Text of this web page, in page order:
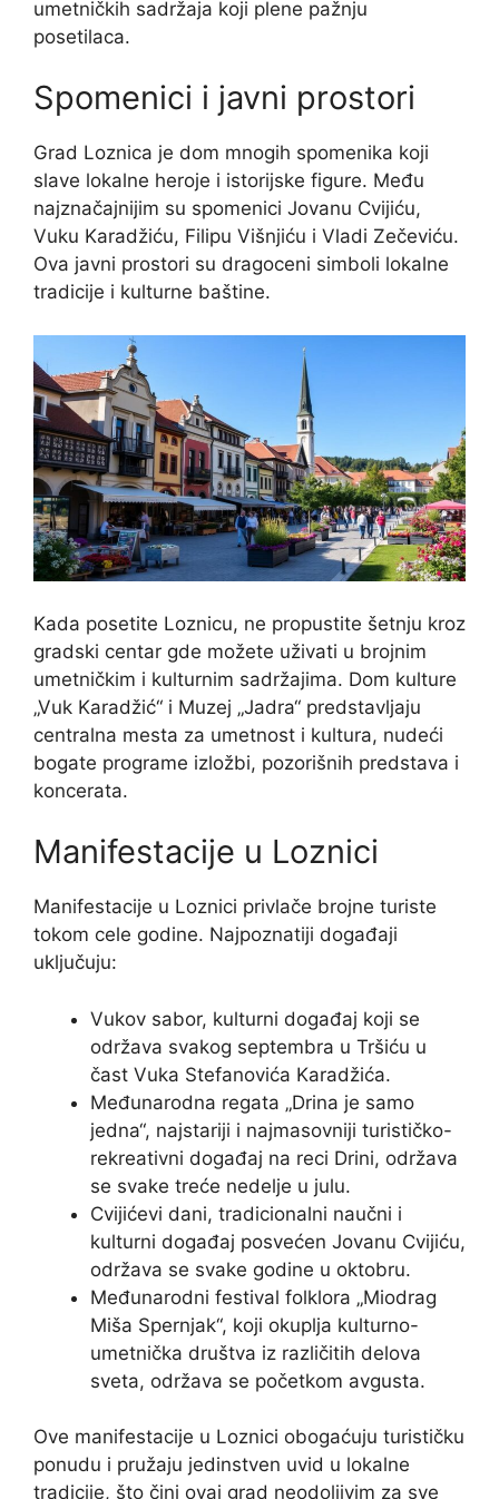
umetničkih sadržaja koji plene pažnju
posetilaca.
Spomenici i javni prostori
Grad Loznica je dom mnogih spomenika koji
slave lokalne heroje i istorijske figure. Među
najznačajnijim su spomenici Jovanu Cvijiću,
Vuku Karadžiću, Filipu Višnjiću i Vladi Zečeviću.
Ova javni prostori su dragoceni simboli lokalne
tradicije i kulturne baštine.
Kada posetite Loznicu, ne propustite šetnju kroz
gradski centar gde možete uživati u brojnim
umetničkim i kulturnim sadržajima. Dom kulture
„Vuk Karadžić“ i Muzej „Jadra“ predstavljaju
centralna mesta za umetnost i kultura, nudeći
bogate programe izložbi, pozorišnih predstava i
koncerata.
Manifestacije u Loznici
Manifestacije u Loznici privlače brojne turiste
tokom cele godine. Najpoznatiji događaji
uključuju:
Vukov sabor, kulturni događaj koji se
održava svakog septembra u Tršiću u
čast Vuka Stefanovića Karadžića.
Međunarodna regata „Drina je samo
jedna“, najstariji i najmasovniji turističko-
rekreativni događaj na reci Drini, održava
se svake treće nedelje u julu.
Cvijićevi dani, tradicionalni naučni i
kulturni događaj posvećen Jovanu Cvijiću,
održava se svake godine u oktobru.
Međunarodni festival folklora „Miodrag
Miša Spernjak“, koji okuplja kulturno-
umetnička društva iz različitih delova
sveta, održava se početkom avgusta.
Ove manifestacije u Loznici obogaćuju turističku
ponudu i pružaju jedinstven uvid u lokalne
tradicije, što čini ovaj grad neodoljivim za sve